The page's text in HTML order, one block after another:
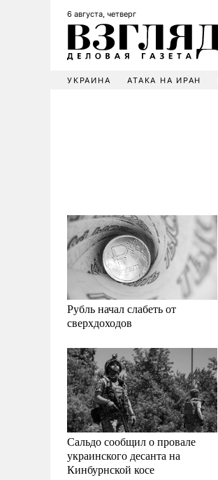
6 августа, четверг
УКРАИНА АТАКА НА ИРАН
Рубль начал слабеть от
сверхдоходов
Сальдо сообщил о провале
украинского десанта на
Кинбурнской косе